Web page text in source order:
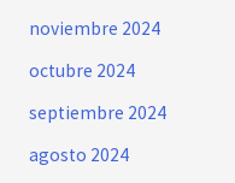
noviembre 2024
octubre 2024
septiembre 2024
agosto 2024